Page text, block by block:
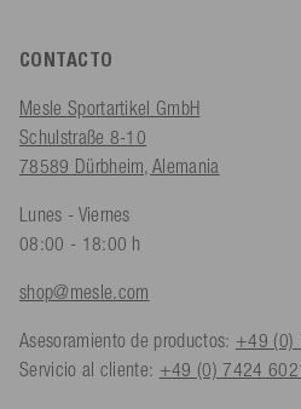
CONTACTO
Mesle Sportartikel GmbH
Schulstraße 8-10
78589 Dürbheim, Alemania
Lunes - Viernes
08:00 - 18:00 h
shop@mesle.com
Asesoramiento de productos: +49 (0)
Servicio al cliente: +49 (0) 7424